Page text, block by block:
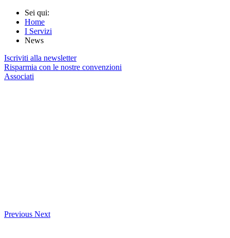
Sei qui:
Home
I Servizi
News
Iscriviti alla newsletter
Risparmia con le nostre convenzioni
Associati
Previous Next